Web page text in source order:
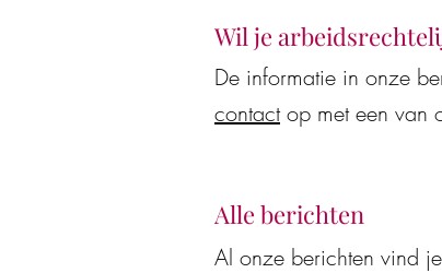
Wil je
De informatie in onze
contactop met een van
Alle berichten
Al onze berichten vind je